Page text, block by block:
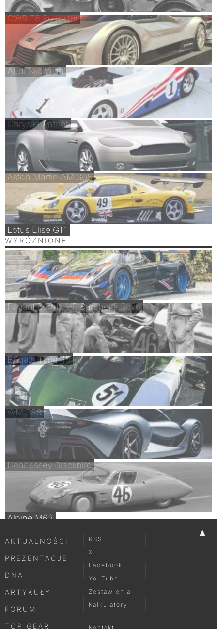
CWS T8 Roadster
Audi Skorpion
Chrysler Patriot
Aston Martin AM 305
Lotus Elise GT1
WYRÓŻNIONE
Pagani Zonda HP Barchetta Revo
Bugatti Type 45
WM P88
Hennessey Blackbird
Alpine M63
▲
AKTUALNOŚCI
PREZENTACJE
DNA
ARTYKUŁY
FORUM
TOP GEAR
RSS
X
Facebook
YouTube
Zestawienia
Kalkulatory
Kontakt